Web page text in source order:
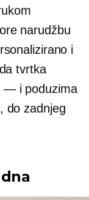
narudžbu
i
tvrtka
— i poduzima
do zadnjeg